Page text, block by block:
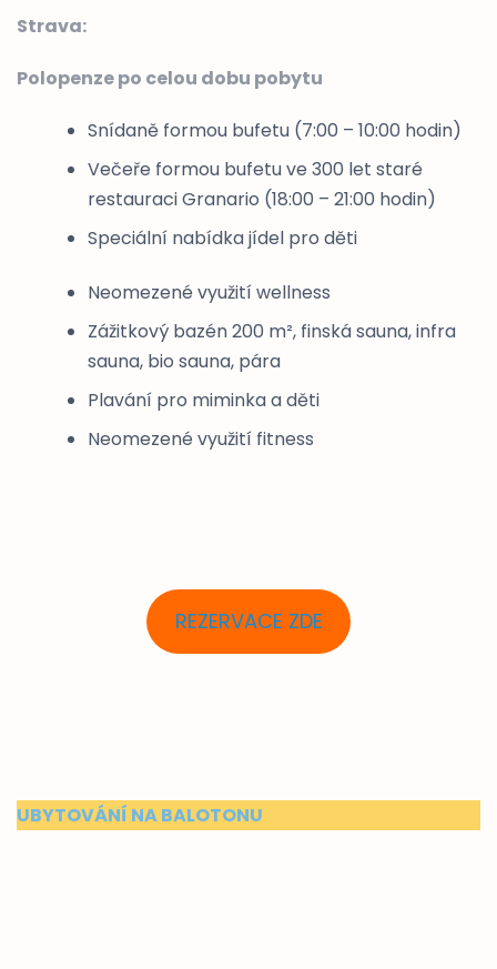
Strava:
Polopenze po celou dobu pobytu
Snídaně formou bufetu (7:00 – 10:00 hodin)
Večeře formou bufetu ve 300 let staré
restauraci Granario (18:00 – 21:00 hodin)
Speciální nabídka jídel pro děti
Neomezené využití wellness
Zážitkový bazén 200 m², finská sauna, infra
sauna, bio sauna, pára
Plavání pro miminka a děti
Neomezené využití fitness
REZERVACE ZDE
UBYTOVÁNÍ NA BALOTONU